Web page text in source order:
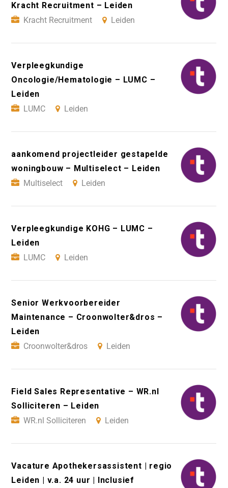
Kracht Recruitment – Leiden
Kracht Recruitment
Leiden
Verpleegkundige
Oncologie/Hematologie – LUMC –
Leiden
LUMC
Leiden
aankomend projectleider gestapelde
woningbouw – Multiselect – Leiden
Multiselect
Leiden
Verpleegkundige KOHG – LUMC –
Leiden
LUMC
Leiden
Senior Werkvoorbereider
Maintenance – Croonwolter&dros –
Leiden
Croonwolter&dros
Leiden
Field Sales Representative – WR.nl
Solliciteren – Leiden
WR.nl Solliciteren
Leiden
Vacature Apothekersassistent | regio
Leiden | v.a. 24 uur | Inclusief